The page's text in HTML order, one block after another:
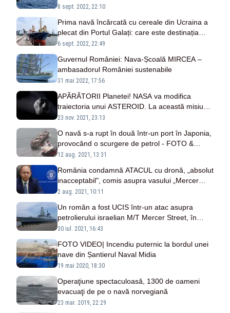
bord! Operațiune de salvare
8 sept. 2022, 22:10
Prima navă încărcată cu cereale din Ucraina a
plecat din Portul Galați: care este destinația
finală
6 sept. 2022, 22:49
Guvernul României: Nava-Școală MIRCEA –
ambasadorul României sustenabile
31 mai 2022, 17:56
APĂRĂTORII Planetei! NASA va modifica
traiectoria unui ASTEROID. La această misiune
lucrează și ROMÂNI
23 nov. 2021, 23:13
O navă s-a rupt în două într-un port în Japonia,
provocând o scurgere de petrol - FOTO &
VIDEO
12 aug. 2021, 13:31
România condamnă ATACUL cu dronă, „absolut
inacceptabil", comis asupra vasului „Mercer
Street"! Comandantul navei, român, a fost
2 aug. 2021, 10:11
Un român a fost UCIS într-un atac asupra
petrolierului israelian M/T Mercer Street, în
Marea Arabiei - Sunt suspiciuni de PIRATERIE
30 iul. 2021, 16:43
FOTO VIDEO| Incendiu puternic la bordul unei
nave din Șantierul Naval Midia
19 mai 2020, 18:30
Operaţiune spectaculoasă, 1300 de oameni
evacuaţi de pe o navă norvegiană
23 mar. 2019, 22:29